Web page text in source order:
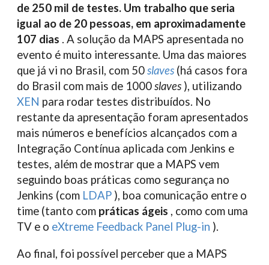
de 250 mil de testes. Um trabalho que seria
igual ao de 20 pessoas, em aproximadamente
107 dias . A solução da MAPS apresentada no
evento é muito interessante. Uma das maiores
que já vi no Brasil, com 50slaves (há casos fora
do Brasil com mais de 1000slaves ), utilizando
XEN para rodar testes distribuídos. No
restante da apresentação foram apresentados
mais números e benefícios alcançados com a
Integração Contínua aplicada com Jenkins e
testes, além de mostrar que a MAPS vem
seguindo boas práticas como segurança no
Jenkins (com LDAP ), boa comunicação entre o
time (tanto com práticas ágeis , como com uma
TV e o eXtreme Feedback Panel Plug-in ).
Ao final, foi possível perceber que a MAPS